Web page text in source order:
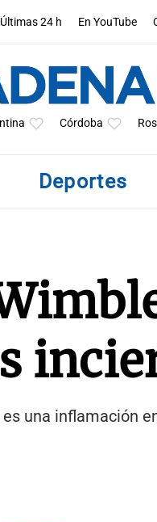
Últimas 24 h En YouTube
Córdoba
Deportes
una inflamación